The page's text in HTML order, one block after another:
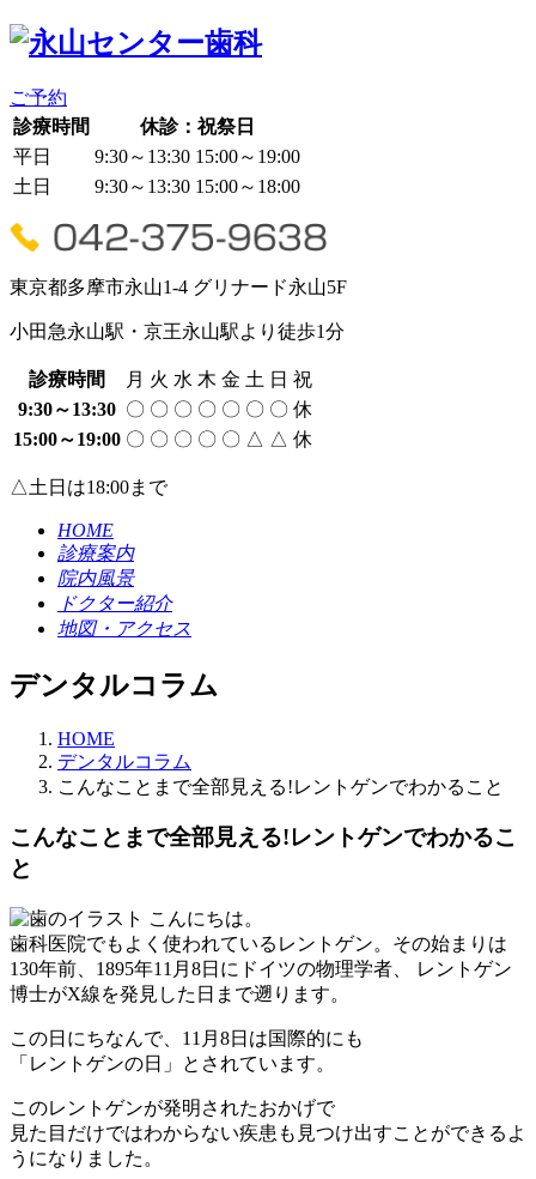
ご予約
診療時間
休診：祝祭日
平日
9:30～13:30 15:00～19:00
土日
9:30～13:30 15:00～18:00
東京都多摩市永山1-4 グリナード永山5F
小田急永山駅・京王永山駅より徒歩1分
診療時間 月 火 水 木 金 土 日 祝
9:30～13:30 〇 〇 〇 〇 〇 〇 〇 休
15:00～19:00 〇 〇 〇 〇 〇 △ △ 休
△土日は18:00まで
HOME
診療案内
院内風景
ドクター紹介
地図・アクセス
デンタルコラム
HOME
デンタルコラム
こんなことまで全部見える!レントゲンでわかること
こんなことまで全部見える!レントゲンでわかるこ
と
こんにちは。
歯科医院でもよく使われているレントゲン。その始まりは
130年前、1895年11月8日にドイツの物理学者、 レントゲン
博士がX線を発見した日まで遡ります。
この日にちなんで、11月8日は国際的にも
「レントゲンの日」とされています。
このレントゲンが発明されたおかげで
見た目だけではわからない疾患も見つけ出すことができるよ
うになりました。